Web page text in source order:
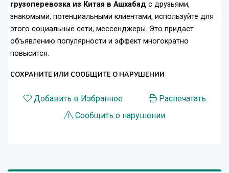
грузоперевозка из Китая в Ашхабад с друзьями,
знакомыми, потенциальными клиентами, используйте для
этого социальные сети, мессенджеры. Это придаст
объявлению популярности и эффект многократно
повысится.
СОХРАНИТЕ ИЛИ СООБЩИТЕ О НАРУШЕНИИ
Добавить в Избранное
Распечатать
Сообщить о нарушении